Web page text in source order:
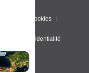
Cookies
de confidentialité
réservés